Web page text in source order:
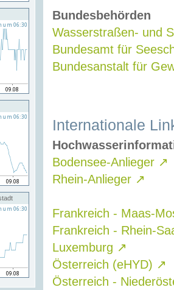
Bundesbehörden
Wasserstraßen- und
Bundesamt für
Bundesanstalt für
Internationale
Bodensee-Anlieger ↗
Rhein-Anlieger ↗
Frankreich - Maas-
Frankreich - Rhein-
Luxemburg ↗
Österreich (eHYD) ↗
Österreich -